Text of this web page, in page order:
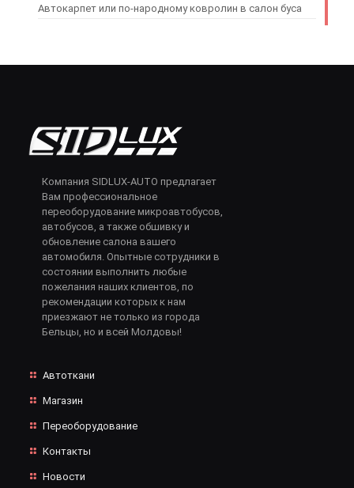
Автокарпет или по-народному ковролин в салон буса
Компания SIDLUX-AUTO предлагает
Вам профессиональное
переоборудование микроавтобусов,
автобусов, а также обшивку и
обновление салона вашего
автомобиля. Опытные сотрудники в
состоянии выполнить любые
пожелания наших клиентов, по
рекомендации которых к нам
приезжают не только из города
Бельцы, но и всей Молдовы!
Автоткани
Магазин
Переоборудование
Контакты
Новости